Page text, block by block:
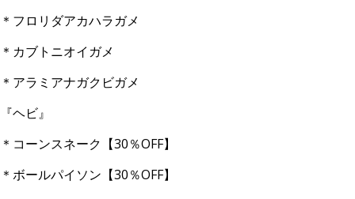
＊フロリダアカハラガメ
＊カブトニオイガメ
＊アラミアナガクビガメ
『ヘビ』
＊コーンスネーク【30％OFF】
＊ボールパイソン【30％OFF】